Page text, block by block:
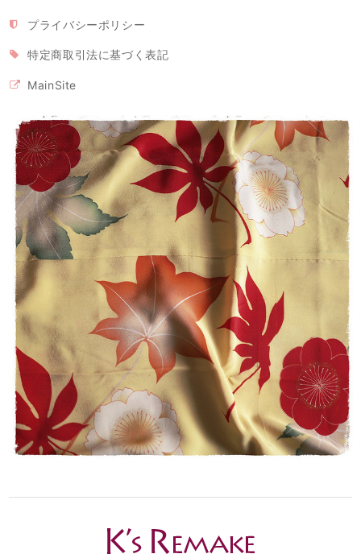
2020/04/26
2020/04/26
2020/04/26
留守家庭で働く友人に贈りました。現在マスクは高騰の中、手作りでお
揃いのケースまでつけての販売は、この価格で購入出来る事を感謝して
おります。 とても可愛い色でマスクを付けて子ども達の前で元気になっ
て欲しいです。 製作者の方へ 可愛い作品をありがとうございました。
ご自身もご自愛下さいませ。
この度はご購入ありがとうございました！ レビューも大変
励みになります。 保管していた生地がマスクに変身すると
きが来るとは、思ってもみませんでした。でも、つくった
ものがどなたかの役に立ち、少しでも気持ちを明るくして
いただけるのなら、こんなうれしいことはありません。 お
友達を気遣うそのお気持ちも素敵です。 これからも心身と
もに健やかに過ごせるよう、自分にできることを工夫しな
がらやっていこうと思います。 お互い、元気でいましょう
2020/04/18
プライバシーポリシー
特定商取引法に基づく表記
MainSite